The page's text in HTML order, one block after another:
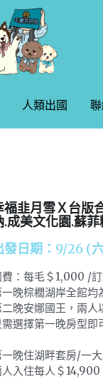
人類出國
人類出國
福韭月雪Ｘ台版
.成美文化園.蘇
發日期：9/26 (
費：每毛＄1,000 /
晚棕櫚湖岸全館
晚安娜國王，兩人
需選擇第一晚房型即
晚住湖畔套房/一
人入住每人＄14,900